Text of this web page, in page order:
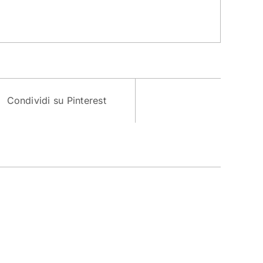
Condividi su Pinterest